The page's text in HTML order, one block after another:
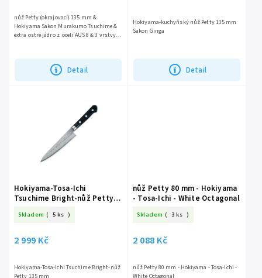
Detail
nůž Petty (okrajovací) 135 mm &
Hokiyama Sakon Murakumo Tsuchime &
extra ostré jádro z oceli AUS 8 & 3 vrstvy
Detail
Hokiyama-kuchyňský nůž Petty 135 mm
Sakon Ginga
Hokiyama-Tosa-Ichi
Tsuchime Bright-nůž Petty
Skladem ( 5 ks )
2 999 Kč
Hokiyama-Tosa-Ichi Tsuchime Bright-nůž
Petty 135 mm
nůž Petty 80 mm - Hokiyama
- Tosa-Ichi - White Octagonal
Skladem ( 3 ks )
2 088 Kč
nůž Petty 80 mm - Hokiyama - Tosa-Ichi -
White Octagonal